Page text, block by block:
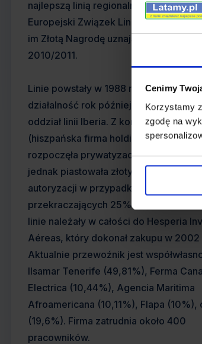
Cenimy
Korzystamy
zgodę na
najlepszą linią regionalną w Europie, a
Europejski Związek Linii Regionalnych
im Złotą Nagrodę uznając za linię roku
2010/2011.
Linie powstały w 1988 roku i
działalność rok później. Zostały
oddział linii Iberia. Z końcem roku
(hiszpańska firma holdingowa Iberii)
rozpoczęła prywatyzację Binter
jednak piastowała złoty udział
autoryzacji w przypadku transakcji
przekraczających 25% udziałów. Mimo
linie należały w całości do Hesperia
Aéreas, który dokonał zakupu w 2002
Aktualnie przewoźnik jest
Ilsamar Tenerife (49,81%), Ferma
Electrica (10,44%), Agencia Maritima
Afroamericana (10,11%), Flapa (10%),
(19,6%). Firma zatrudnia około 400
pracowników.